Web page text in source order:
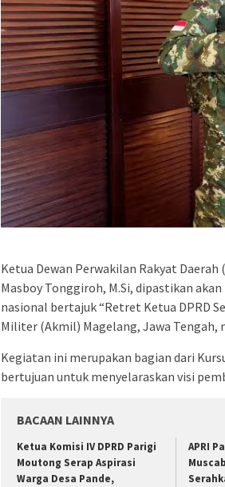
Ketua Dewan Perwakilan Rakyat
Masboy Tonggiroh, M.Si, dipastikan
nasional bertajuk “Retret Ketua DPRD
Militer (Akmil) Magelang, Jawa Tengah,
Kegiatan ini merupakan bagian dari
bertujuan untuk menyelaraskan visi
BACAAN LAINNYA
Ketua Komisi IV DPRD Parigi
Moutong Serap Aspirasi
Warga Desa Pande,
APRI